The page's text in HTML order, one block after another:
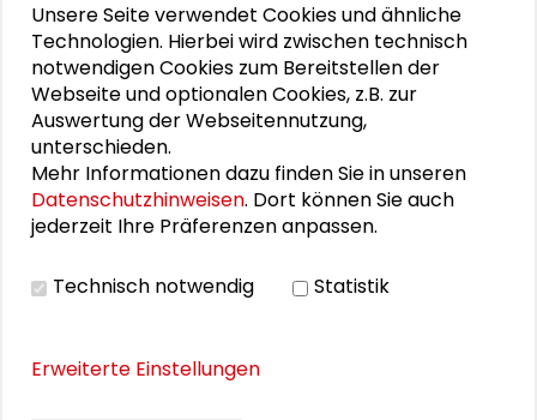
Schlüsseltexte für die Wirtschaft von morgen
Zusammen mehr erreichen – Zukunftsbündnis im
Dialog
Schader-Festival 2026
25. Runder Tisch Wissenschaftsstadt Darmstadt
Unsere Seite verwendet Cookies und ähnliche
Technologien. Hierbei wird zwischen technisch
notwendigen Cookies zum Bereitstellen der
Webseite und optionalen Cookies, z.B. zur
Auswertung der Webseitennutzung,
unterschieden.
Mehr Informationen dazu finden Sie in unseren
Datenschutzhinweisen. Dort können Sie auch
jederzeit Ihre Präferenzen anpassen.
Technisch notwendig Statistik
Erweiterte Einstellungen